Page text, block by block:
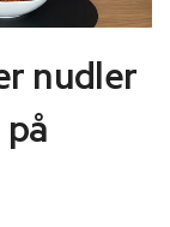
nudler